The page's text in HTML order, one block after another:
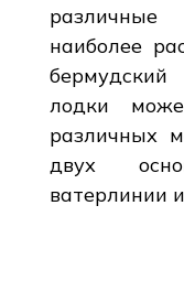
наиболее
лодки
различных
двух
ватерлинии